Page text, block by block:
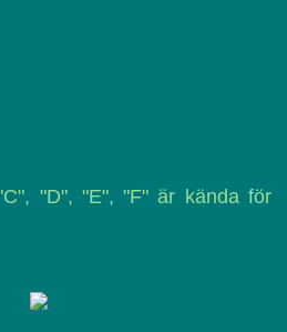
"D", "E", "F" är kända för